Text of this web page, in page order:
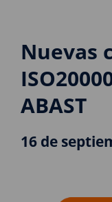
Nuevas
ABAST
16 de